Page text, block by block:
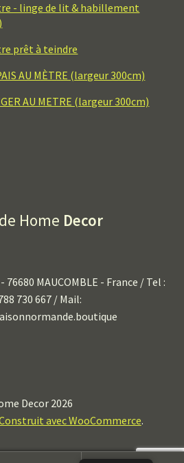
- linge de lit & habillement
prêt à teindre
AU MÈTRE (largeur 300cm)
AU METRE (largeur 300cm)
Home Decor
MAUCOMBLE - France / Tel :
730 667 / Mail:
Decor 2026
avec WooCommerce.